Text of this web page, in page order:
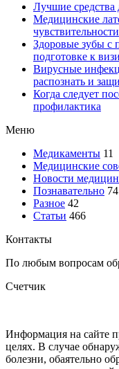
Лучшие средства
Медицинские
чувствительности
Здоровые зубы с
подготовке к
Вирусные
распознать и
Когда следует
профилактика
Меню
Медикаменты 11
Медицинские
Новости
Познавательно 74
Разное 42
Статьи 466
Контакты
По любым вопросам
Счетчик
Информация на сайте
целях. В случае
болезни, обаятельно